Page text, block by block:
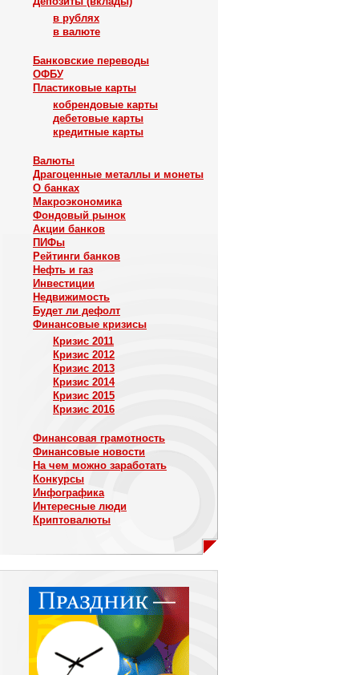
в рублях
в валюте
Банковские переводы
ОФБУ
Пластиковые карты
кобрендовые карты
дебетовые карты
кредитные карты
Валюты
Драгоценные металлы и монеты
О банках
Макроэкономика
Фондовый рынок
Акции банков
ПИФы
Рейтинги банков
Нефть и газ
Инвестиции
Недвижимость
Будет ли дефолт
Финансовые кризисы
Кризис 2011
Кризис 2012
Кризис 2013
Кризис 2014
Кризис 2015
Кризис 2016
Финансовая грамотность
Финансовые новости
На чем можно заработать
Конкурсы
Инфографика
Интересные люди
Криптовалюты